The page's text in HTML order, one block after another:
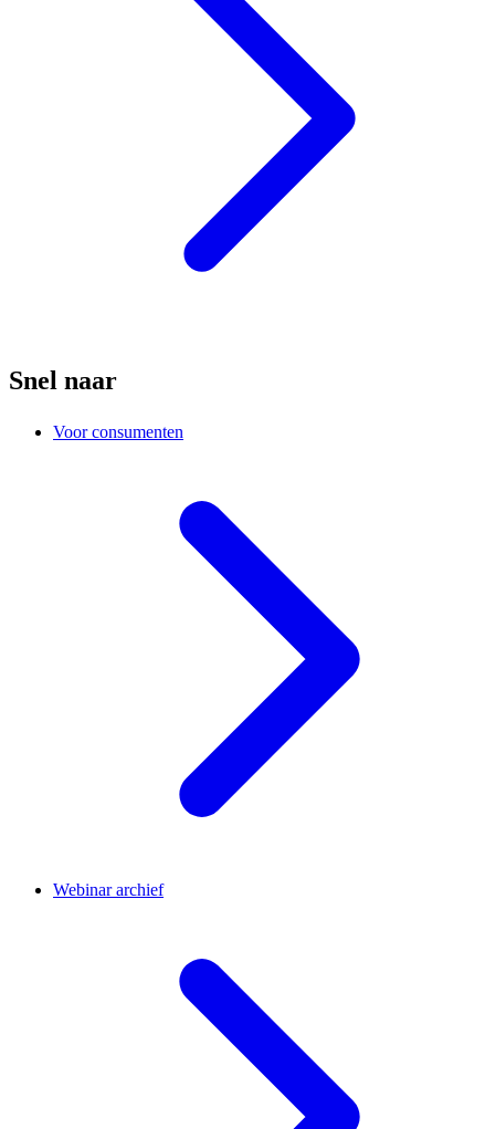
Snel naar
Voor consumenten
Webinar archief